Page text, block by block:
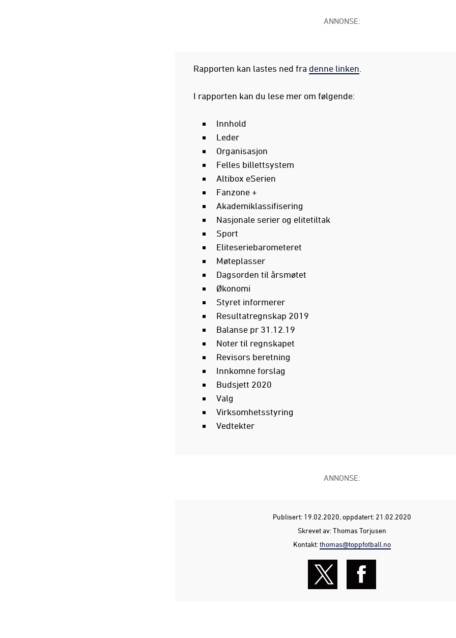
ANNONSE:
Rapporten kan lastes ned fra denne linken
I rapporten kan du lese mer om følgende:
Innhold
Leder
Organisasjon
Felles billettsystem
Altibox eSerien
Fanzone +
Akademiklassifisering
Nasjonale serier og elitetiltak
Sport
Eliteseriebarometeret
Møteplasser
Dagsorden til årsmøtet
Økonomi
Styret informerer
Resultatregnskap 2019
Balanse pr 31.12.19
Noter til regnskapet
Revisors beretning
Innkomne forslag
Budsjett 2020
Valg
Virksomhetsstyring
Vedtekter
ANNONSE:
Publisert: 19.02.2020 , oppdatert: 21.02.2020
Skrevet av: Thomas Torjusen
Kontakt:thomas@toppfotball.no